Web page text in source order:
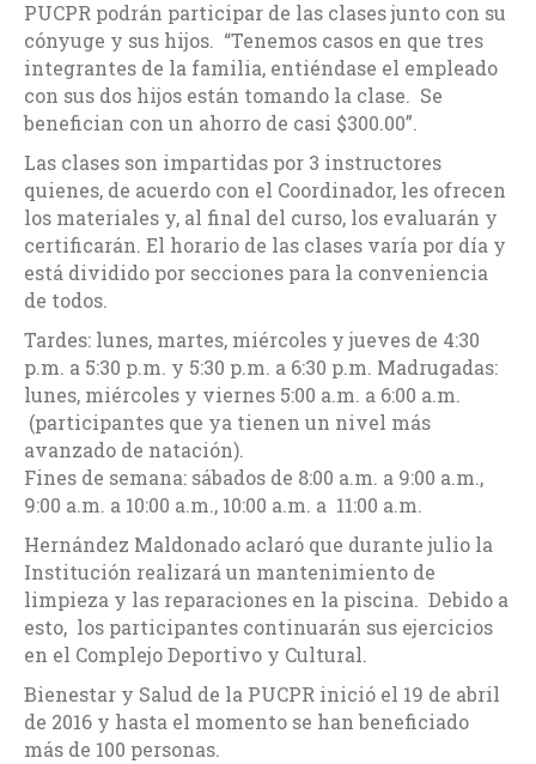
PUCPR podrán participar de las clases junto con su
cónyuge y sus hijos. “Tenemos casos en que tres
integrantes de la familia, entiéndase el empleado
con sus dos hijos están tomando la clase. Se
benefician con un ahorro de casi $300.00”.
Las clases son impartidas por 3 instructores
quienes, de acuerdo con el Coordinador, les ofrecen
los materiales y, al final del curso, los evaluarán y
certificarán. El horario de las clases varía por día y
está dividido por secciones para la conveniencia
de todos.
Tardes: lunes, martes, miércoles y jueves de 4:30
p.m. a 5:30 p.m. y 5:30 p.m. a 6:30 p.m. Madrugadas:
lunes, miércoles y viernes 5:00 a.m. a 6:00 a.m.
(participantes que ya tienen un nivel más
avanzado de natación).
Fines de semana: sábados de 8:00 a.m. a 9:00 a.m.,
9:00 a.m. a 10:00 a.m., 10:00 a.m. a 11:00 a.m.
Hernández Maldonado aclaró que durante julio la
Institución realizará un mantenimiento de
limpieza y las reparaciones en la piscina. Debido a
esto, los participantes continuarán sus ejercicios
en el Complejo Deportivo y Cultural.
Bienestar y Salud de la PUCPR inició el 19 de abril
de 2016 y hasta el momento se han beneficiado
más de 100 personas.